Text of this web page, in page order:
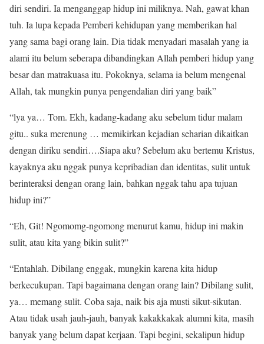
diri sendiri. Ia menganggap hidup ini miliknya. Nah, gawat khan
tuh. Ia lupa kepada Pemberi kehidupan yang memberikan hal
yang sama bagi orang lain. Dia tidak menyadari masalah yang ia
alami itu belum seberapa dibandingkan Allah pemberi hidup yang
besar dan matrakuasa itu. Pokoknya, selama ia belum mengenal
Allah, tak mungkin punya pengendalian diri yang baik”
“lya ya… Tom. Ekh, kadang-kadang aku sebelum tidur malam
gitu.. suka merenung … memikirkan kejadian seharian dikaitkan
dengan diriku sendiri….Siapa aku? Sebelum aku bertemu Kristus,
kayaknya aku nggak punya kepribadian dan identitas, sulit untuk
berinteraksi dengan orang lain, bahkan nggak tahu apa tujuan
hidup ini?”
“Eh, Git! Ngomomg-ngomong menurut kamu, hidup ini makin
sulit, atau kita yang bikin sulit?”
“Entahlah. Dibilang enggak, mungkin karena kita hidup
berkecukupan. Tapi bagaimana dengan orang lain? Dibilang sulit,
ya… memang sulit. Coba saja, naik bis aja musti sikut-sikutan.
Atau tidak usah jauh-jauh, banyak kakakkakak alumni kita, masih
banyak yang belum dapat kerjaan. Tapi begini, sekalipun hidup